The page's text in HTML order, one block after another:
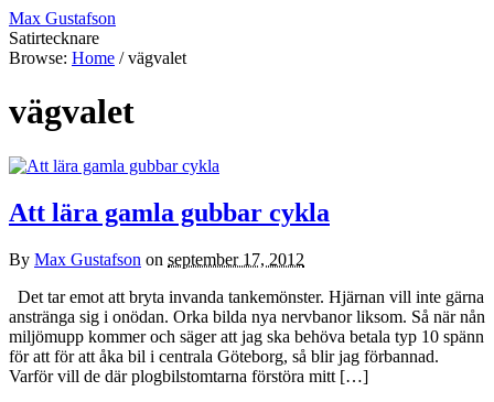
Max Gustafson
Satirtecknare
Browse: Home / vägvalet
vägvalet
Att lära gamla gubbar cykla
By Max Gustafson on september 17, 2012
Det tar emot att bryta invanda tankemönster. Hjärnan vill inte gärna
anstränga sig i onödan. Orka bilda nya nervbanor liksom. Så när nån
miljömupp kommer och säger att jag ska behöva betala typ 10 spänn
för att för att åka bil i centrala Göteborg, så blir jag förbannad.
Varför vill de där plogbilstomtarna förstöra mitt […]